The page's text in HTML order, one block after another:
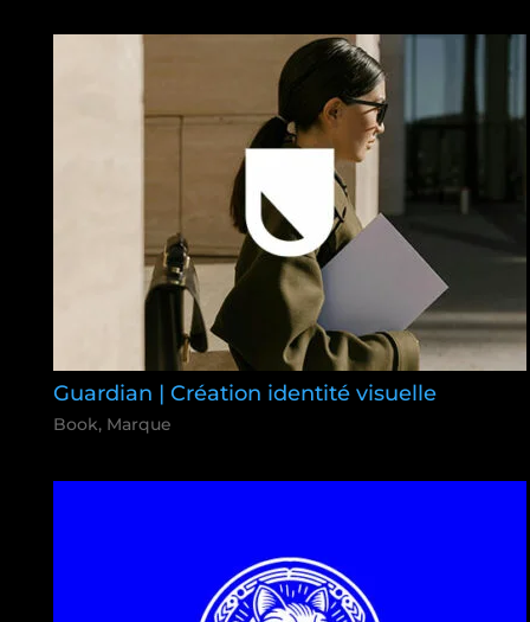
Guardian | Création identité visuelle
Book, Marque